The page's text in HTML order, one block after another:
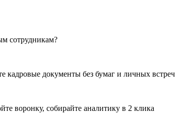
сотрудникам?
кадровые документы без бумаг и личных встреч
воронку, собирайте аналитику в 2 клика